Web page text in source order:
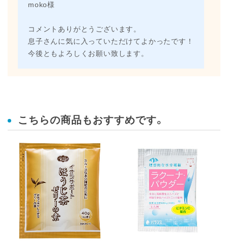
moko様
コメントありがとうございます。
息子さんに気に入っていただけてよかったです！
今後ともよろしくお願い致します。
こちらの商品もおすすめです。